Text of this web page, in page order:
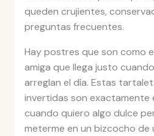
queden crujientes,
preguntas frecuentes.
Hay postres que son como
amiga que llega justo
arreglan el día. Estas
invertidas son exactamente
cuando quiero algo dulce
meterme en un bizcocho de